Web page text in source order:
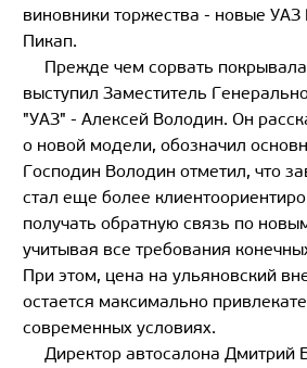
виновники торжества - новые УАЗ
Пикап.
Прежде чем сорвать
выступил Заместитель
"УАЗ" - Алексей Володин. Он
о новой модели, обозначил
Господин Володин отметил, что
стал еще более
получать обратную связь по
учитывая все требования
При этом, цена на ульяновский
остается максимально
современных условиях.
Директор автосалона Дмитрий